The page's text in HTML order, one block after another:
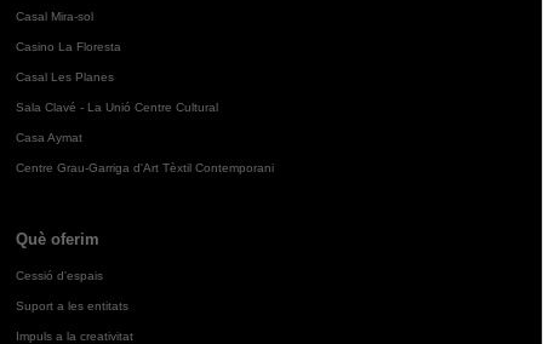
Casal Mira-sol
Casino La Floresta
Casal Les Planes
Sala Clavé - La Unió Centre Cultural
Casa Aymat
Centre Grau-Garriga d'Art Tèxtil Contemporani
Què oferim
Cessió d'espais
Suport a les entitats
Impuls a la creativitat